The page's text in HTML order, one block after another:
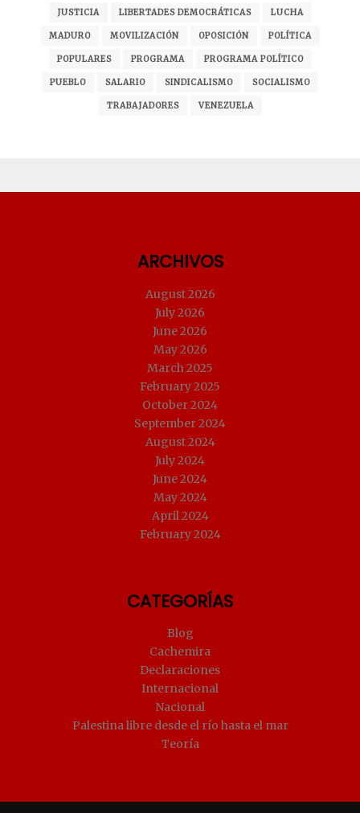
JUSTICIA LIBERTADES DEMOCRÁTICAS LUCHA
MADURO MOVILIZACIÓN OPOSICIÓN POLÍTICA
POPULARES PROGRAMA PROGRAMA POLÍTICO
PUEBLO SALARIO SINDICALISMO SOCIALISMO
TRABAJADORES VENEZUELA
ARCHIVOS
August 2026
July 2026
June 2026
May 2026
March 2025
February 2025
October 2024
September 2024
August 2024
July 2024
June 2024
May 2024
April 2024
February 2024
CATEGORÍAS
Blog
Cachemira
Declaraciones
Internacional
Nacional
Palestina libre desde el río hasta el mar
Teoría